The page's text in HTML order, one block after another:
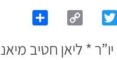
Twitter
Copy
יו”ר * ליאן חטיב